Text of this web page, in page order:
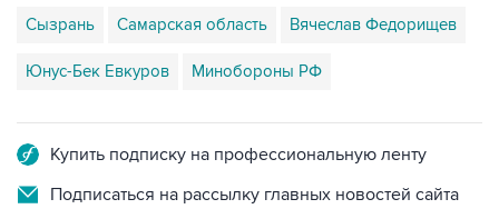
Сызрань Самарская область Вячеслав Федорищев
Юнус-Бек Евкуров Минобороны РФ
Купить подписку на профессиональную ленту
Подписаться на рассылку главных новостей сайта